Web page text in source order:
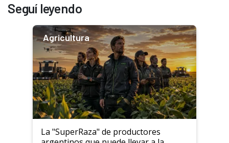
Seguí leyendo
Agricultura
La "SuperRaza" de productores